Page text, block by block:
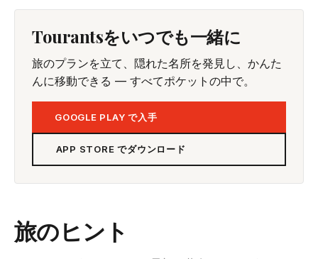
Tourantsをいつでも一緒に
旅のプランを立て、隠れた名所を発見し、かんた
んに移動できる — すべてポケットの中で。
GOOGLE PLAY で入手
APP STORE でダウンロード
旅のヒント